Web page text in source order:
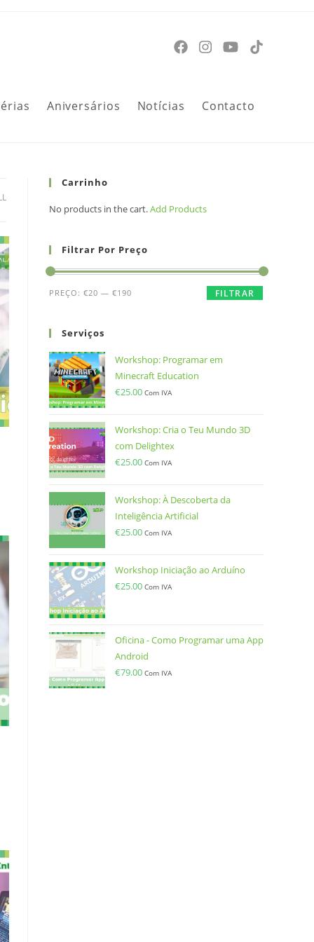
Aniversários Notícias Contacto
Carrinho
No products in the cart.Add Products
Filtrar Por Preço
FILTRAR
PREÇO: €20 — €190
Serviços
Workshop: Programar em
Minecraft Education
€25.00 Com IVA
Workshop: Cria o Teu Mundo 3D
com Delightex
€25.00 Com IVA
Workshop: À Descoberta da
Inteligência Artificial
€25.00 Com IVA
Workshop Iniciação ao Arduíno
€25.00 Com IVA
Oficina - Como Programar uma App
Android
€79.00 Com IVA